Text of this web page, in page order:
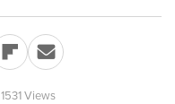
1531 Views